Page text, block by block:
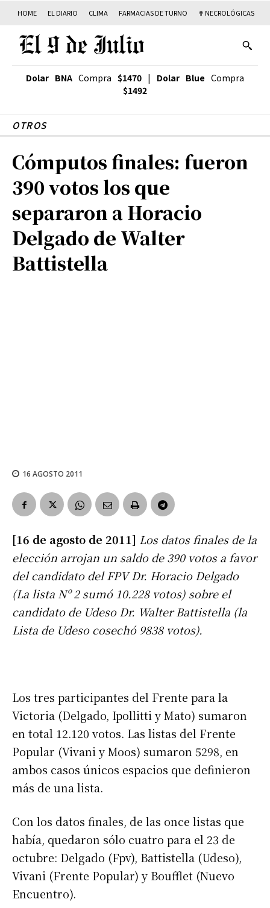
HOME EL DIARIO CLIMA FARMACIAS DE TURNO ✟ NECROLÓGICAS
Dolar BNA Compra $1470 | Dolar Blue Compra
$1492
OTROS
Cómputos finales: fueron
390 votos los que
separaron a Horacio
Delgado de Walter
Battistella
16 AGOSTO 2011
[16 de agosto de 2011] Los datos finales de la
elección arrojan un saldo de 390 votos a favor
del candidato del FPV Dr. Horacio Delgado
(La lista Nº 2 sumó 10.228 votos) sobre el
candidato de Udeso Dr. Walter Battistella (la
Lista de Udeso cosechó 9838 votos).
Los tres participantes del Frente para la
Victoria (Delgado, Ipollitti y Mato) sumaron
en total 12.120 votos. Las listas del Frente
Popular (Vivani y Moos) sumaron 5298, en
ambos casos únicos espacios que definieron
más de una lista.
Con los datos finales, de las once listas que
había, quedaron sólo cuatro para el 23 de
octubre: Delgado (Fpv), Battistella (Udeso),
Vivani (Frente Popular) y Boufflet (Nuevo
Encuentro).